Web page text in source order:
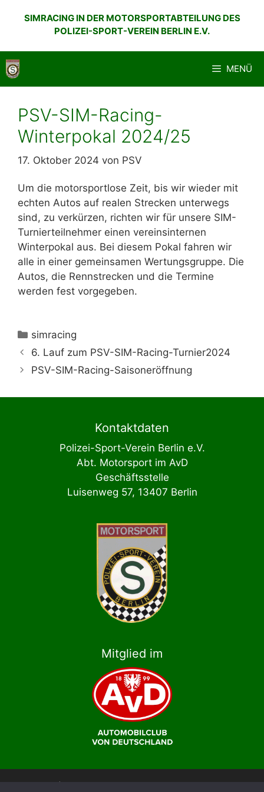
InhaltSIMRACING IN DER MOTORSPORTABTEILUNG DES
POLIZEI-SPORT-VEREIN BERLIN E.V.
MENÜ
PSV-SIM-Racing-
Winterpokal 2024/25
17. Oktober 2024 von PSV
Um die motorsportlose Zeit, bis wir wieder mit
echten Autos auf realen Strecken unterwegs
sind, zu verkürzen, richten wir für unsere SIM-
Turnierteilnehmer einen vereinsinternen
Winterpokal aus. Bei diesem Pokal fahren wir
alle in einer gemeinsamen Wertungsgruppe. Die
Autos, die Rennstrecken und die Termine
werden fest vorgegeben.
Kategorien
simracing
6. Lauf zum PSV-SIM-Racing-Turnier2024
PSV-SIM-Racing-Saisoneröffnung
Kontaktdaten
Polizei-Sport-Verein Berlin e.V.
Abt. Motorsport im AvD
Geschäftsstelle
Luisenweg 57, 13407 Berlin
Mitglied im